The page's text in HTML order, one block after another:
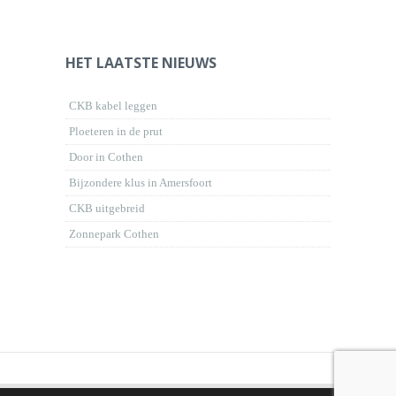
HET LAATSTE NIEUWS
CKB kabel leggen
Ploeteren in de prut
Door in Cothen
Bijzondere klus in Amersfoort
CKB uitgebreid
Zonnepark Cothen